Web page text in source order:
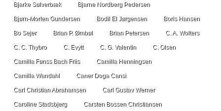
Bjarke Sølverbæk Bjarne Nordberg Pedersen
Bjørn-Morten Gundersen Bodil El Jørgensen Boris Hansen
Bo Sejer Brian P. Ørnbøl Brian Petersen C. A. Wolters
C. C. Thybro C. Evytt C. G. Valentin C. Olsen
Camilla Fønss Bach Friis Camilla Henningsen
Camilla Wandahl Caner Doga Cansi
Carl Christian Abrahamsen Carl Gustav Werner
Caroline Stadsbjerg Carsten Bossen Christiansen